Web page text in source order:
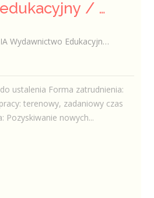
Konsultant edukacyjny / Konsultantka edukacyjna
Edukacyjne Sp. z o.o.
ustalenia Forma zatrudnienia:
terenowy, zadaniowy czas
Pozyskiwanie nowych...